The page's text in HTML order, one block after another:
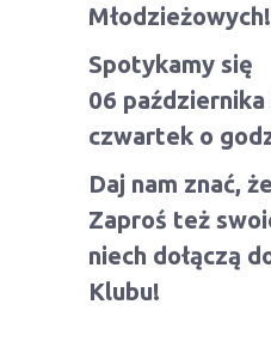
Młodzieżowych!
Spotykamy się
06 października
czwartek o
Daj nam znać,
Zaproś też
niech dołączą
Klubu!